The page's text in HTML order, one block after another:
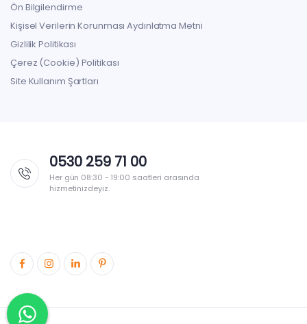
Ön Bilgilendirme
Kişisel Verilerin Korunması Aydınlatma Metni
Gizlilik Politikası
Çerez (Cookie) Politikası
Site Kullanım Şartları
0530 259 71 00
Her gün 08:30 - 19:00 saatleri arasında
hizmetinizdeyiz.